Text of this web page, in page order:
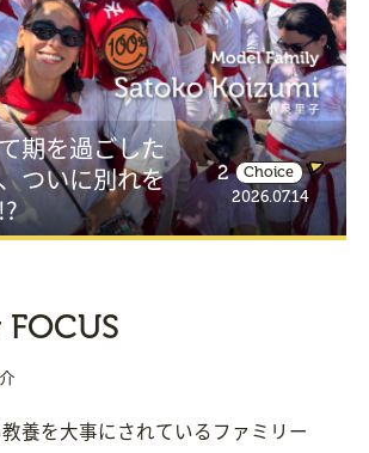
期を過ごした
ついに別れを
2
Choice
2026.07.14
養を大事にされているファミリー